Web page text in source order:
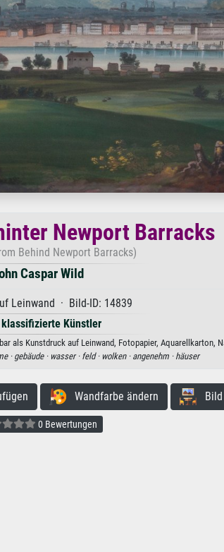
Newport Barracks
Behind Newport Barracks)
Caspar Wild
Leinwand · Bild-ID: 14839
Künstler
als Kunstdruck auf Leinwand, Fotopapier, Aquarellkarton,
· gebäude · wasser · feld · wolken · angenehm · häuser
Wandfarbe ändern Bild
0 Bewertungen